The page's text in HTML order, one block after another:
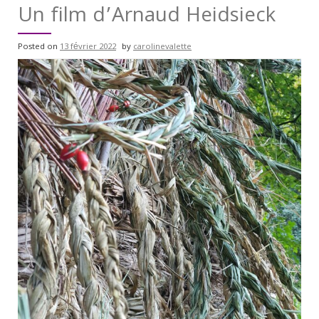
Un film d’Arnaud Heidsieck
Posted on 13 février 2022 bycarolinevalette